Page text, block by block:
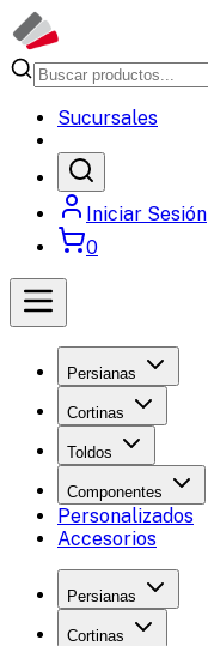
Sucursales
Iniciar Sesión
0
Persianas
Cortinas
Toldos
Componentes
Personalizados
Accesorios
Persianas
Cortinas